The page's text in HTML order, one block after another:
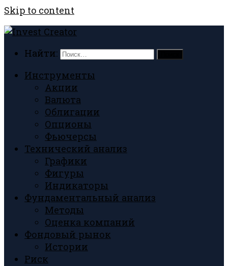
Skip to content
Найти:
Инструменты
Акции
Валюта
Облигации
Опционы
Фьючерсы
Технический анализ
Графики
Фигуры
Индикаторы
Фундаментальный анализ
Методы
Оценка компаний
Фондовый рынок
Истории
Риск